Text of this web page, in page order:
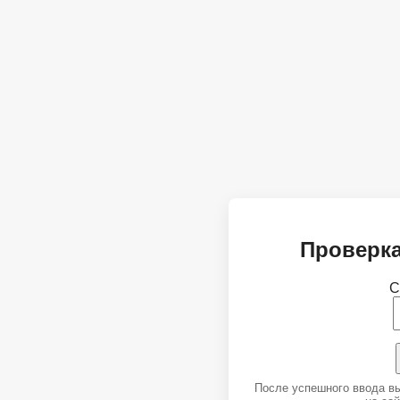
После успешного ввода